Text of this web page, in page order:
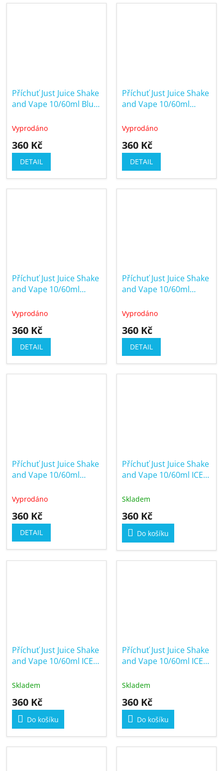
Příchuť Just Juice Shake
and Vape 10/60ml Blue
Vyprodáno
360 Kč
DETAIL
Příchuť Just Juice Shake
and Vape 10/60ml
Lemonade
Vyprodáno
360 Kč
DETAIL
Příchuť Just Juice Shake
and Vape 10/60ml
Orange On Ice
Vyprodáno
360 Kč
DETAIL
Příchuť Just Juice Shake
and Vape 10/60ml
Ice
Vyprodáno
360 Kč
DETAIL
Příchuť Just Juice Shake
and Vape 10/60ml
& Berries
Vyprodáno
360 Kč
DETAIL
Příchuť Just Juice Shake
and Vape 10/60ml ICE
Skladem
360 Kč
Do košíku
Příchuť Just Juice Shake
and Vape 10/60ml ICE
Skladem
360 Kč
Do košíku
Příchuť Just Juice Shake
and Vape 10/60ml ICE
Skladem
360 Kč
Do košíku